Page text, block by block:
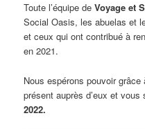
Toute l’équipe deVoyage et
Social Oasis, les abuelas et
et ceux qui ont contribué à
en 2021.
Nous espérons pouvoir
présent auprès d’eux et
2022.